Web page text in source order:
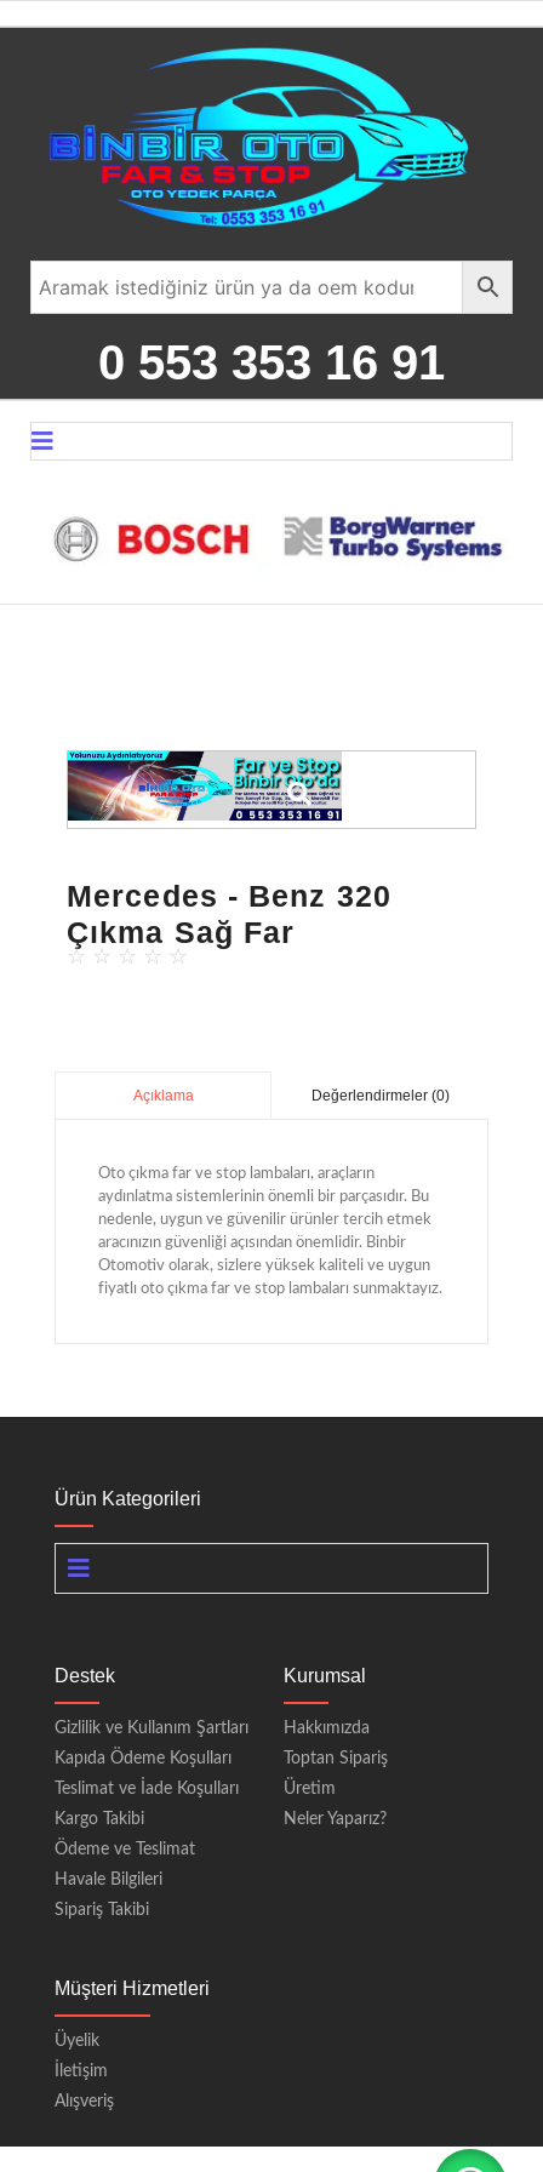
0 553 353 16 91
Mercedes - Benz 320
Çıkma Sağ Far
☆ ☆ ☆ ☆ ☆
Açıklama Değerlendirmeler (0)
Oto çıkma far ve stop lambaları, araçların
aydınlatma sistemlerinin önemli bir parçasıdır. Bu
nedenle, uygun ve güvenilir ürünler tercih etmek
aracınızın güvenliği açısından önemlidir. Binbir
Otomotiv olarak, sizlere yüksek kaliteli ve uygun
fiyatlı oto çıkma far ve stop lambaları sunmaktayız.
Ürün Kategorileri
Destek
Gizlilik ve Kullanım Şartları
Kapıda Ödeme Koşulları
Teslimat ve İade Koşulları
Kargo Takibi
Ödeme ve Teslimat
Havale Bilgileri
Sipariş Takibi
Kurumsal
Hakkımızda
Toptan Sipariş
Üretim
Neler Yaparız?
Müşteri Hizmetleri
Üyelik
İletişim
Alışveriş